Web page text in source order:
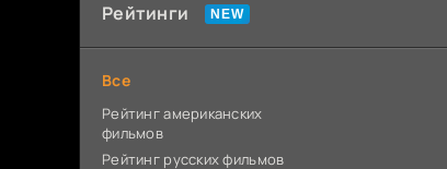
Рейтинги
Все
Рейтинг американских
фильмов
Рейтинг русских фильмов